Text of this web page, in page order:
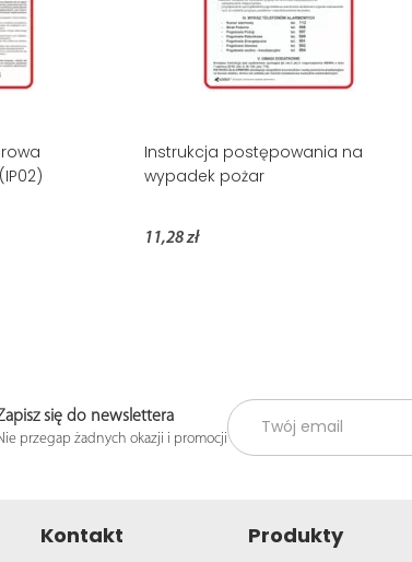
Instrukcja postępowania na
wypadek pożar
11,28 zł
się do newslettera
przegap żadnych okazji i promocji
Kontakt Produkty